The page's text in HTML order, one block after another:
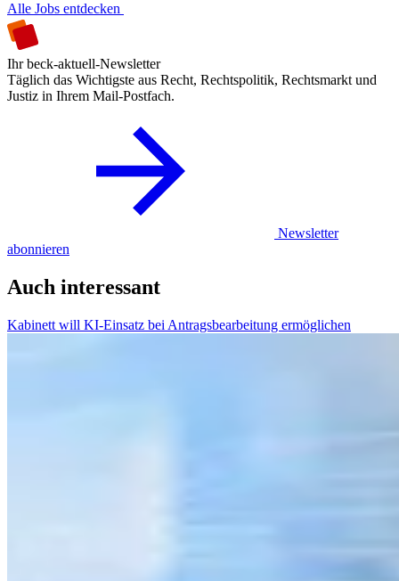
Alle Jobs entdecken
Ihr beck-aktuell-Newsletter
Täglich das Wichtigste aus Recht, Rechtspolitik, Rechtsmarkt und
Justiz in Ihrem Mail-Postfach.
Newsletter
abonnieren
Auch interessant
Kabinett will KI-Einsatz bei Antragsbearbeitung ermöglichen